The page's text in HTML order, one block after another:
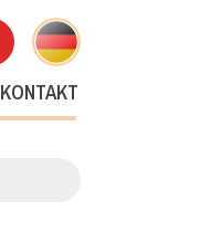
KONTAKT